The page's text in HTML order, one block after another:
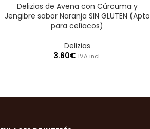
Delizias de Avena con Cúrcuma y
Jengibre sabor Naranja SIN GLUTEN (Apto
para celíacos)
Delizias
3.60€ IVA incl.